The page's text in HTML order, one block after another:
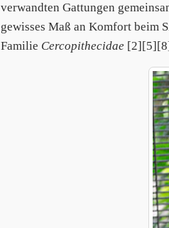
verwandten Gattungen
gewisses Maß an Komfort beim
Familie Cercopithecidae